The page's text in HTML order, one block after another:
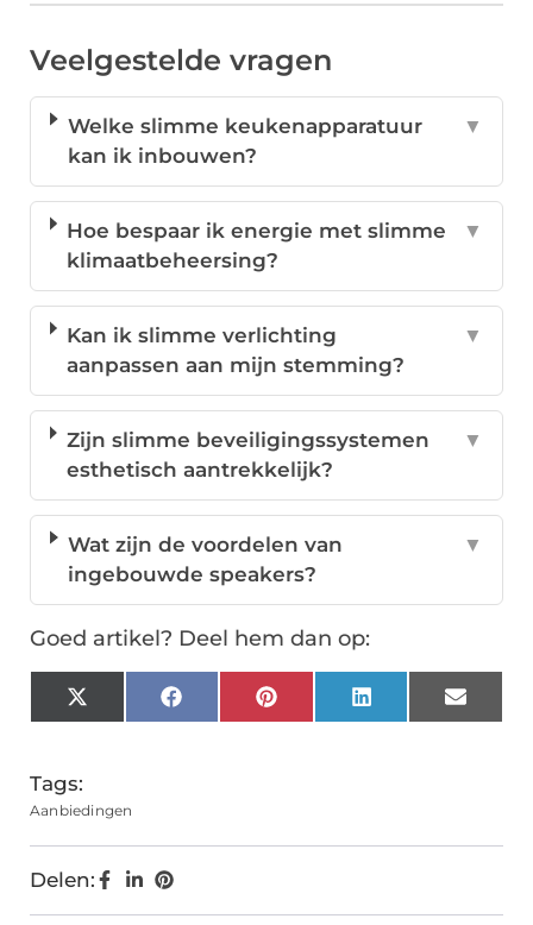
Veelgestelde vragen
Welke slimme keukenapparatuur
kan ik inbouwen?
▼
Hoe bespaar ik energie met slimme
klimaatbeheersing?
▼
Kan ik slimme verlichting
aanpassen aan mijn stemming?
▼
Zijn slimme beveiligingssystemen
esthetisch aantrekkelijk?
▼
Wat zijn de voordelen van
ingebouwde speakers?
▼
Goed artikel? Deel hem dan op:
X
(Twitter)
FacebookPinterestLinkedInEmail
Tags:
Aanbiedingen
Delen: